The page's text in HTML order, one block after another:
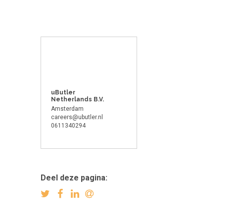
uButler
Netherlands B.V.
Amsterdam
careers@ubutler.nl
0611340294
Deel deze pagina: